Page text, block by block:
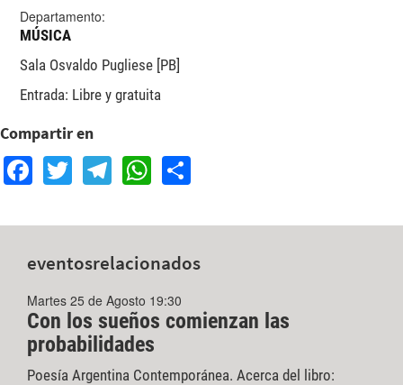
Departamento:
MÚSICA
Sala Osvaldo Pugliese [PB]
Entrada: Libre y gratuita
Compartir en
Facebook
TwitterTelegram
WhatsApp
eventosrelacionados
Martes 25 de Agosto 19:30
Con los sueños comienzan las
probabilidades
Poesía Argentina Contemporánea. Acerca del libro: